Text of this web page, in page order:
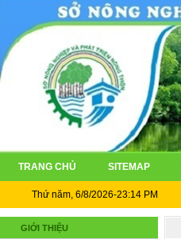
TRANG CHỦ SITEMAP
Thứ năm, 6/8/2026-23:14 PM
GIỚI THIỆU